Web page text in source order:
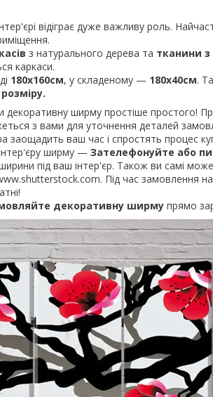
відіграє дуже важливу роль.
з натурального дерева та тканини
каркаси.
180х160см, у складеному — 180х40см.
ширму простіше простого!
з вами для уточнення деталей
заощадить ваш час і спростять процес
ширму — Зателефонуйте або
під ваш інтер'єр. Також ви самі
Під час замовлення на
декоративну ширму прямо